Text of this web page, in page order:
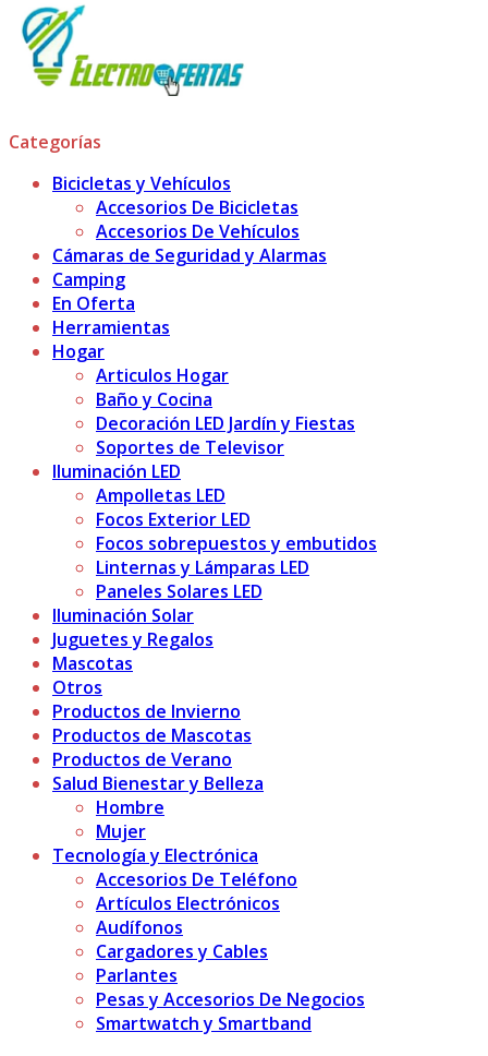
Categorías
Bicicletas y Vehículos
Accesorios De Bicicletas
Accesorios De Vehículos
Cámaras de Seguridad y Alarmas
Camping
En Oferta
Herramientas
Hogar
Articulos Hogar
Baño y Cocina
Decoración LED Jardín y Fiestas
Soportes de Televisor
Iluminación LED
Ampolletas LED
Focos Exterior LED
Focos sobrepuestos y embutidos
Linternas y Lámparas LED
Paneles Solares LED
Iluminación Solar
Juguetes y Regalos
Mascotas
Otros
Productos de Invierno
Productos de Mascotas
Productos de Verano
Salud Bienestar y Belleza
Hombre
Mujer
Tecnología y Electrónica
Accesorios De Teléfono
Artículos Electrónicos
Audífonos
Cargadores y Cables
Parlantes
Pesas y Accesorios De Negocios
Smartwatch y Smartband